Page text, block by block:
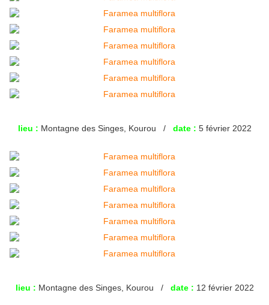
lieu : Montagne des Singes, Kourou / date : 5 février 2022
lieu : Montagne des Singes, Kourou / date : 12 février 2022